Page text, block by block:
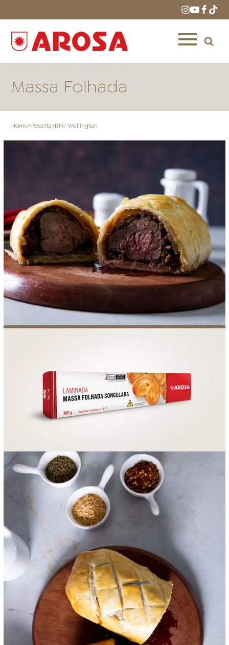
ONDE COMPRAR LOJAS AROSA
DISTRIBUIDORES E
REPRESENTANTES
FOOD SERVICE EMPRESA
INVERNO
Massa Folhada
Home>Receita>Bife Wellington